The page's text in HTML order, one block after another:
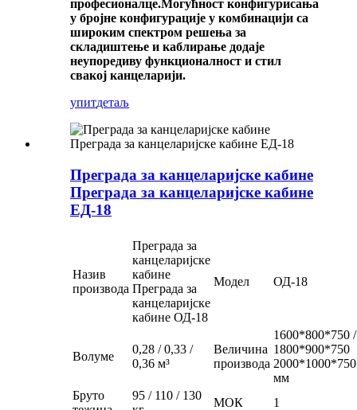
професионалце.Могућност конфигурисања
у бројне конфигурације у комбинацији са
широким спектром решења за
складиштење и каблирање додаје
неупоредиву функционалност и стил
свакој канцеларији.
упитдетаљ
Преграда за канцеларијске кабине
Преграда за канцеларијске кабине
ЕД-18
Назив
производа
Преграда за
канцеларијске
кабине
Преграда за
канцеларијске
кабине ОД-18
Модел ОД-18
Волуме
0,28 / 0,33 /
0,36 м³
Величина
производа
1600*800*750 /
1800*900*750
2000*1000*750
мм
Бруто
95 / 110 / 130
МОК 1